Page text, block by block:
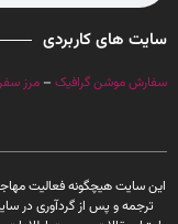
سایت های کاربردی
سفارش موشن گرافیک – مرز سفر
این سایت هیچگونه فعالیت
ترجمه و پس از گردآوری در